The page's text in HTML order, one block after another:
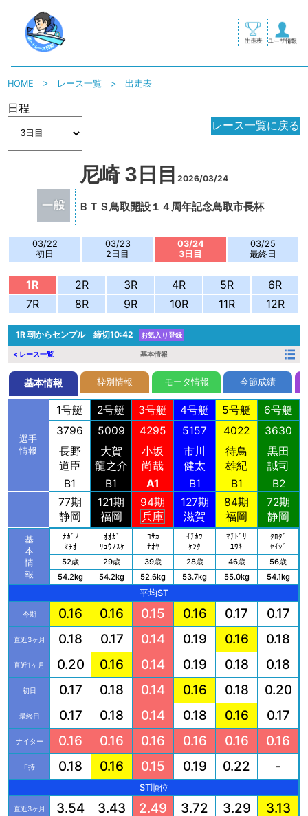
HOME > レース一覧 >出走表
日程
レース一覧に戻る
尼崎 3日目 2026/03/24
ＢＴＳ鳥取開設１４周年記念鳥取市長杯
03/22
初日
03/23
2日目
03/24
3日目
03/25
最終日
1R 2R 3R 4R 5R
6R
7R
8R 9R 10R 11R 12R
1R朝からセンプル 締切10:42 お気入り登録
< レース一覧 基本情報
基本情報 枠別情報 モータ情報 今節成績
選手
情報
1号艇 2号艇 3号艇 4号艇 5号艇
6号艇
3796
5009 4295 5157 4022
3630
長野
道臣
大賀
龍之介
小坂
尚哉
市川
健太
待鳥
雄紀
黒田
誠司
B1
B1 A1 B1 B1
B2
77期
静岡
121期
福岡
94期
兵庫
127期
滋賀
84期
福岡
72期
静岡
基
本
情
報
ﾅｶﾞﾉ
ﾐﾁｵ
ｵｵｶﾞ
ﾘｭｳﾉｽｹ
ｺｻｶ
ﾅｵﾔ
ｲﾁｶﾜ
ｹﾝﾀ
ﾏﾁﾄﾞﾘ
ﾕｳｷ
ｸﾛﾀﾞ
ｾｲｼﾞ
52歳
29歳 39歳 28歳 46歳
56歳
54.2kg
54.2kg 52.6kg 53.7kg 55.0kg 54.1kg
平均ST
今期 0.16 0.16 0.15 0.16 0.17 0.17
直近3ヶ月 0.18 0.17 0.14 0.19 0.16 0.18
直近1ヶ月 0.20 0.16 0.14 0.19 0.18 0.18
初日 0.17 0.18 0.14 0.16 0.18 0.20
最終日 0.17 0.18 0.14 0.18 0.16 0.17
ナイター 0.16 0.16 0.16 0.16 0.16 0.16
F持 0.18 0.16 0.15 0.19 0.22 -
ST順位
直近3ヶ月 3.54 3.43 2.49 3.72 3.29 3.13